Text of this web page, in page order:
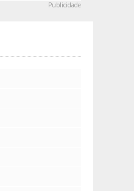
Publicidade